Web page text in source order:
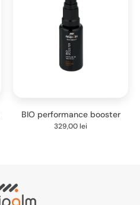
BIO performance booster
329,00lei